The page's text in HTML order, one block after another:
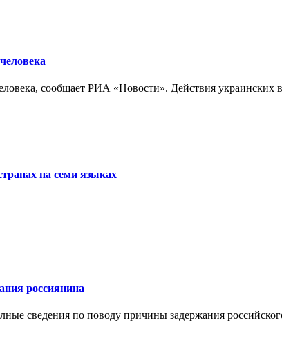
сообщает РИА «Новости». Действия украинских
на семи языках
россиянина
сведения по поводу причины задержания